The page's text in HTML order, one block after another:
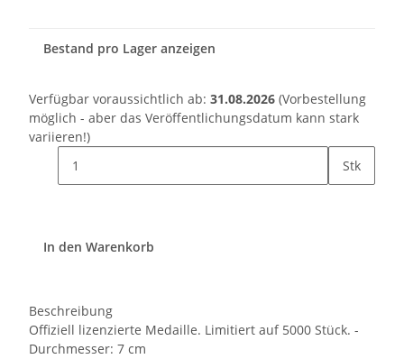
Bestand pro Lager anzeigen
Verfügbar voraussichtlich ab: 31.08.2026 (Vorbestellung
möglich - aber das Veröffentlichungsdatum kann stark
variieren!)
Stk
In den Warenkorb
Beschreibung
Offiziell lizenzierte Medaille. Limitiert auf 5000 Stück. -
Durchmesser: 7 cm